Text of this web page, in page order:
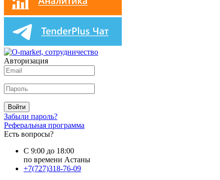
Авторизация
Войти
Забыли пароль?
Реферальная программа
Есть вопросы?
С 9:00 до 18:00
по времени Астаны
+7(727)318-76-09